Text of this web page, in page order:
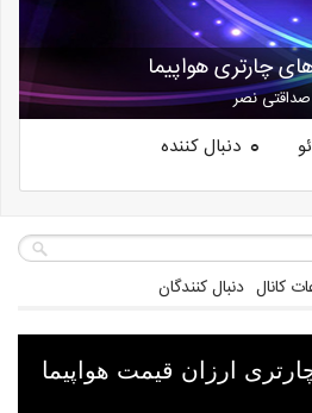
چارتری هواپیما
نصر
0 دنبال کننده
کانال دنبال کنندگان